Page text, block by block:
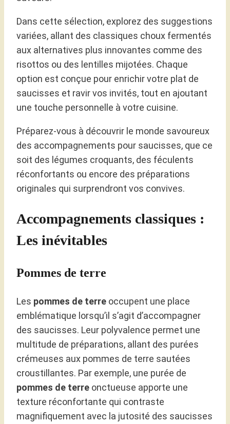
Dans cette sélection, explorez des suggestions
variées, allant des classiques choux fermentés
aux alternatives plus innovantes comme des
risottos ou des lentilles mijotées. Chaque
option est conçue pour enrichir votre plat de
saucisses et ravir vos invités, tout en ajoutant
une touche personnelle à votre cuisine.
Préparez-vous à découvrir le monde savoureux
des accompagnements pour saucisses, que ce
soit des légumes croquants, des féculents
réconfortants ou encore des préparations
originales qui surprendront vos convives.
Accompagnements classiques :
Les inévitables
Pommes de terre
Les pommes de terre occupent une place
emblématique lorsqu’il s’agit d’accompagner
des saucisses. Leur polyvalence permet une
multitude de préparations, allant des purées
crémeuses aux pommes de terre sautées
croustillantes. Par exemple, une purée de
pommes de terre onctueuse apporte une
texture réconfortante qui contraste
magnifiquement avec la jutosité des saucisses